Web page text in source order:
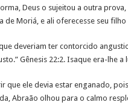
Deus o sujeitou a outra
de Moriá, e ali oferecesse seu
deveriam ter contorcido
Gênesis 22:2. Isaque era-lhe
que ele devia estar enganado,
Abraão olhou para o calmo